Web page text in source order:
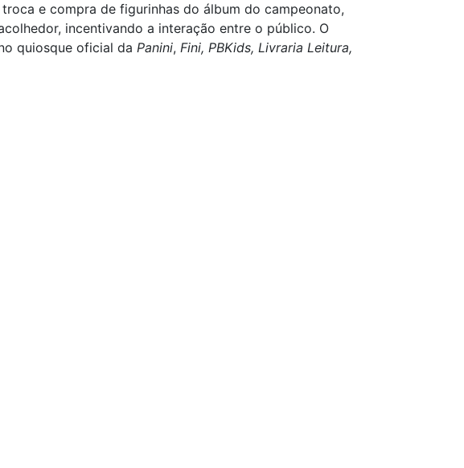
e compra de figurinhas do álbum do campeonato,
incentivando a interação entre o público. O
quiosque oficial da Panini, Fini, PBKids, Livraria Leitura,